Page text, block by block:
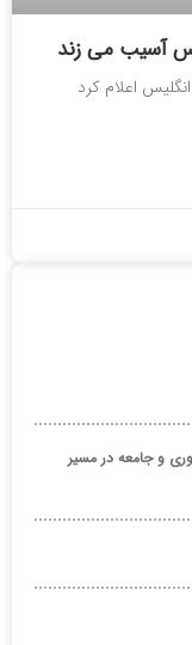
آسیب می زند
اعلام کرد
و جامعه در مسیر